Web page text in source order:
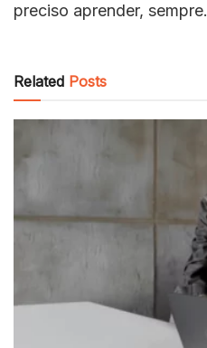
preciso aprender, sempre.
Related Posts